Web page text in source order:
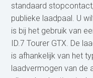
standaard
publieke laadpaal. U
is bij het gebruik van
ID.7 Tourer GTX. De
is afhankelijk van het
laadvermogen van de